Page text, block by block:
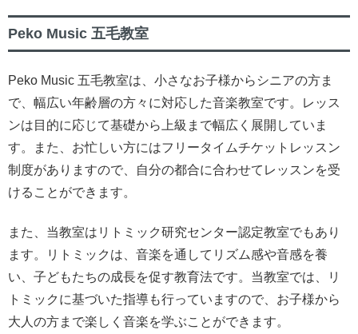
Peko Music 五毛教室
Peko Music 五毛教室は、小さなお子様からシニアの方ま
で、幅広い年齢層の方々に対応した音楽教室です。レッス
ンは目的に応じて基礎から上級まで幅広く展開していま
す。また、お忙しい方にはフリータイムチケットレッスン
制度がありますので、自分の都合に合わせてレッスンを受
けることができます。
また、当教室はリトミック研究センター認定教室でもあり
ます。リトミックは、音楽を通してリズム感や音感を養
い、子どもたちの成長を促す教育法です。当教室では、リ
トミックに基づいた指導も行っていますので、お子様から
大人の方まで楽しく音楽を学ぶことができます。